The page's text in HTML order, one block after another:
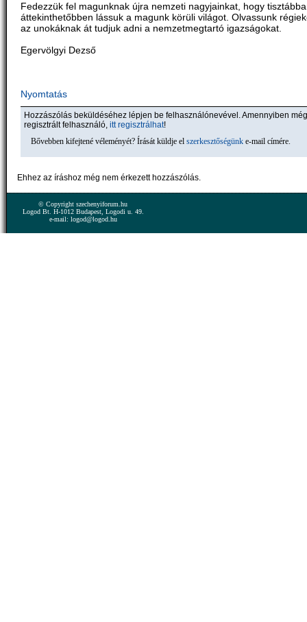
Fedezzük fel magunknak újra nemzeti nagyjainkat, hogy
áttekinthetőbben lássuk a magunk körüli világot. Olvassunk
az unokáknak át tudjuk adni a nemzetmegtartó igazságokat.
Egervölgyi Dezső
Nyomtatás
Hozzászólás beküldéséhez lépjen be felhasználónevével. Amennyiben
regisztrált felhasználó, itt regisztrálhat!
Bővebben kifejtené véleményét? Írását küldje el szerkesztőségünk e-mail címére.
Ehhez az íráshoz még nem érkezett hozzászólás.
© Copyright szechenyiforum.hu
Logod Bt. H-1012 Budapest, Logodi u. 49.
e-mail: logod@logod.hu